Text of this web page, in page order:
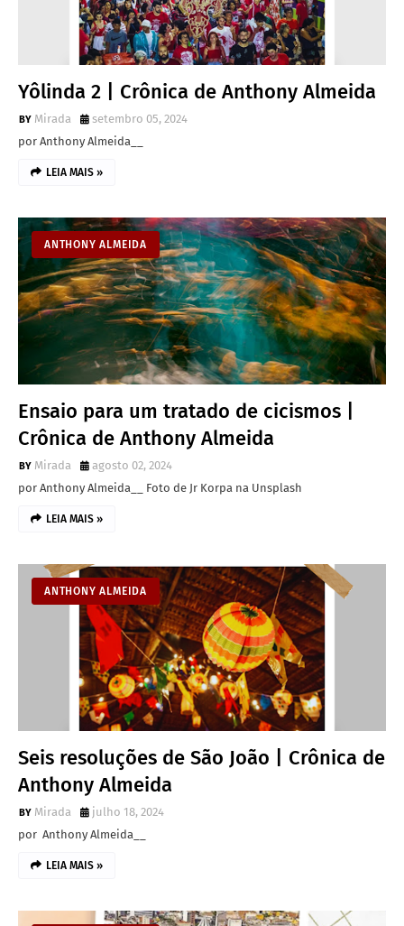
Yôlinda 2 | Crônica de Anthony Almeida
Mirada
setembro 05, 2024
por Anthony Almeida__
LEIA MAIS »
ANTHONY ALMEIDA
Ensaio para um tratado de cicismos |
Crônica de Anthony Almeida
Mirada
agosto 02, 2024
por Anthony Almeida__ Foto de Jr Korpa na Unsplash
LEIA MAIS »
ANTHONY ALMEIDA
Seis resoluções de São João | Crônica de
Anthony Almeida
Mirada
julho 18, 2024
por Anthony Almeida__
LEIA MAIS »